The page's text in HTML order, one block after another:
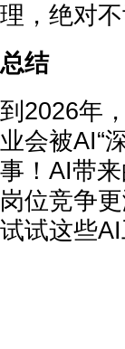
理，绝对不
总结
到2026年
业会被AI“
事！AI带
岗位竞争
试试这些